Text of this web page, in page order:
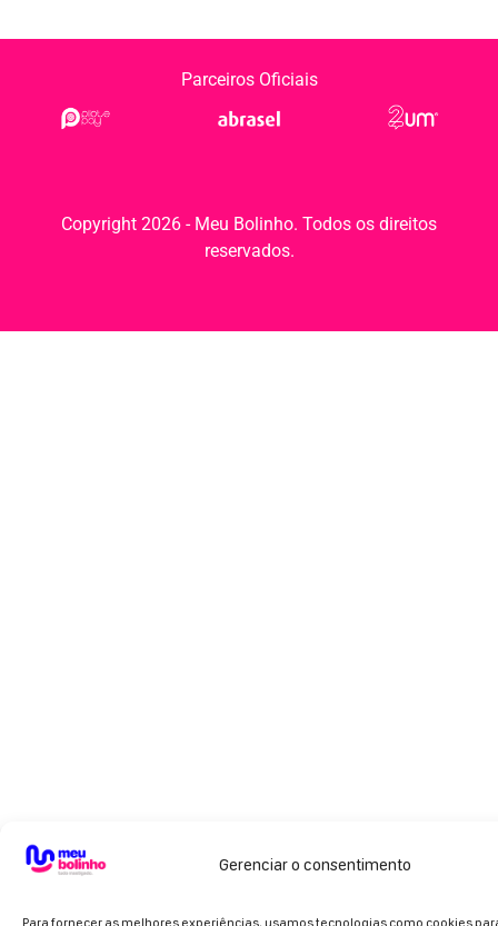
Gerenciar o consentimento
Para fornecer as melhores experiências, usamos tecnologias como cookies
Parceiros Oficiais
Copyright 2026 - Meu Bolinho. Todos os direitos
reservados.